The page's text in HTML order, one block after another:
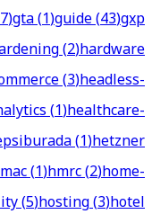
7)gta(1)guide(43)gxp
(2)hardware
(3)headless-
(1)healthcare-
(1)hetzner
(1)hmrc(2)home-
(5)hosting(3)hotel